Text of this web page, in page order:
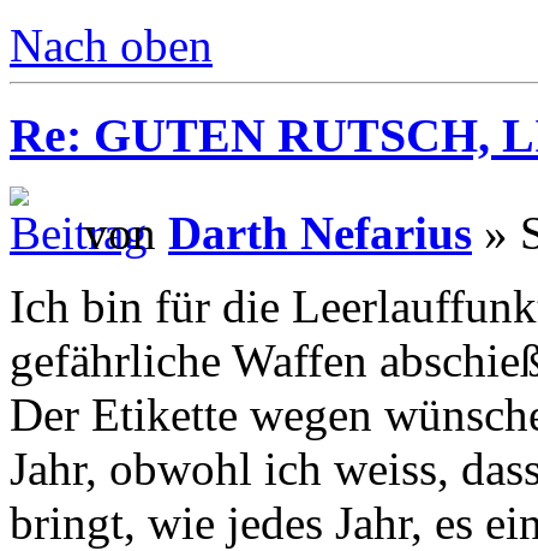
Nach oben
Re: GUTEN RUTSCH,
von Darth Nefarius »
Ich bin für die
gefährliche Waffen
Der Etikette wegen
Jahr, obwohl ich weiss,
bringt, wie jedes Jahr, es